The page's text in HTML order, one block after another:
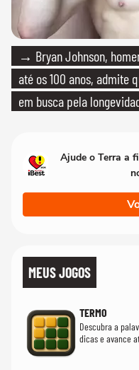
→ Bryan Johnson,
até os 100 anos, admite
em busca pela
Ajude o Terra a
MEUS JOGOS
TERMO
Descubra a
dicas e avance